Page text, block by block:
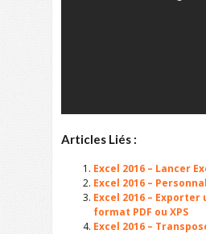
Articles Liés :
Excel 2016 – Lancer
Excel 2016 –
Excel 2016 –
format PDF ou XPS
Excel 2016 –